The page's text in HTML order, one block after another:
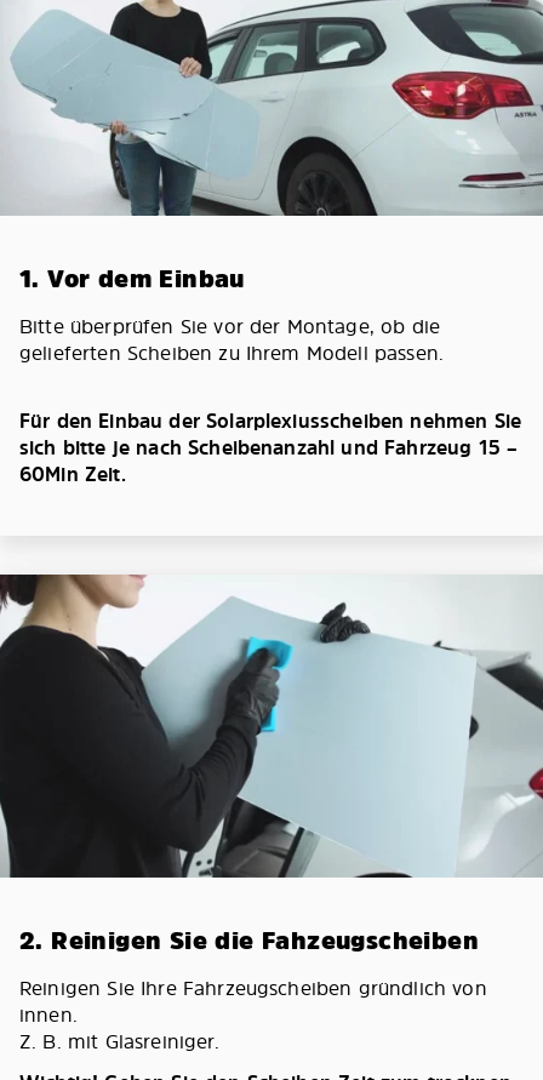
1. Vor dem Einbau
Bitte überprüfen Sie vor der Montage, ob die
gelieferten Scheiben zu Ihrem Modell passen.
Für den Einbau der Solarplexiusscheiben nehmen Sie
sich bitte je nach Scheibenanzahl und Fahrzeug 15 –
60Min Zeit.
2. Reinigen Sie die Fahzeugscheiben
Reinigen Sie Ihre Fahrzeugscheiben gründlich von
innen.
Z. B. mit Glasreiniger.